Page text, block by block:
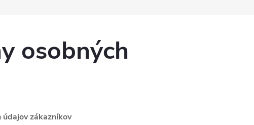
osobných
údajov zákazníkov